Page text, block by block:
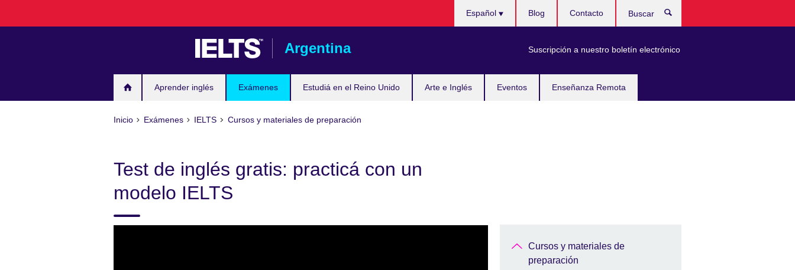
Argentina
Aprender inglés Exámenes Estudiá en el Reino Unido Arte e Inglés Eventos Enseñanza Remota
Español
Suscripción a nuestro boletín electrónico
Blog Contacto
Inicio Exámenes IELTS Cursos y materiales de preparación
Test de inglés gratis: practicá con un
modelo IELTS
Cursos y materiales de
preparación